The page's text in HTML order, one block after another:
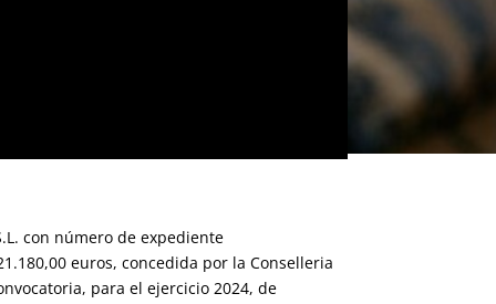
con número de expediente
euros, concedida por la Conselleria
para el ejercicio 2024, de